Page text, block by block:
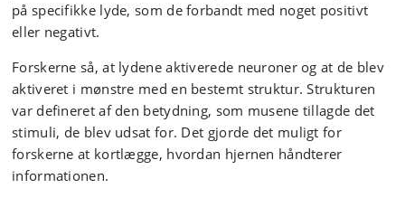
på specifikke lyde, som de forbandt med noget positivt
eller negativt.
Forskerne så, at lydene aktiverede neuroner og at de blev
aktiveret i mønstre med en bestemt struktur. Strukturen
var defineret af den betydning, som musene tillagde det
stimuli, de blev udsat for. Det gjorde det muligt for
forskerne at kortlægge, hvordan hjernen håndterer
informationen.